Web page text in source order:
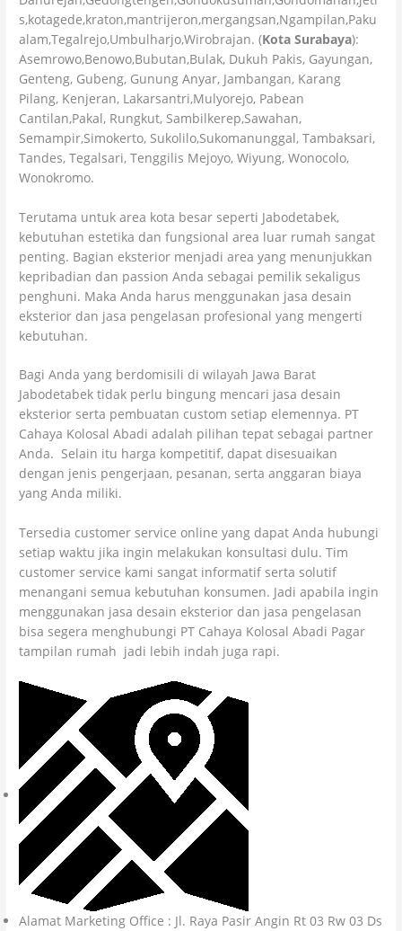
s,kotagede,kraton,mantrijeron,mergangsan,Ngampilan,Paku
alam,Tegalrejo,Umbulharjo,Wirobrajan. (Kota Surabaya):
Asemrowo,Benowo,Bubutan,Bulak, Dukuh Pakis, Gayungan,
Genteng, Gubeng, Gunung Anyar, Jambangan, Karang
Pilang, Kenjeran, Lakarsantri,Mulyorejo, Pabean
Cantilan,Pakal, Rungkut, Sambilkerep,Sawahan,
Semampir,Simokerto, Sukolilo,Sukomanunggal, Tambaksari,
Tandes, Tegalsari, Tenggilis Mejoyo, Wiyung, Wonocolo,
Wonokromo.
Terutama untuk area kota besar seperti Jabodetabek,
kebutuhan estetika dan fungsional area luar rumah sangat
penting. Bagian eksterior menjadi area yang menunjukkan
kepribadian dan passion Anda sebagai pemilik sekaligus
penghuni. Maka Anda harus menggunakan jasa desain
eksterior dan jasa pengelasan profesional yang mengerti
kebutuhan.
Bagi Anda yang berdomisili di wilayah Jawa Barat
Jabodetabek tidak perlu bingung mencari jasa desain
eksterior serta pembuatan custom setiap elemennya. PT
Cahaya Kolosal Abadi adalah pilihan tepat sebagai partner
Anda. Selain itu harga kompetitif, dapat disesuaikan
dengan jenis pengerjaan, pesanan, serta anggaran biaya
yang Anda miliki.
Tersedia customer service online yang dapat Anda hubungi
setiap waktu jika ingin melakukan konsultasi dulu. Tim
customer service kami sangat informatif serta solutif
menangani semua kebutuhan konsumen. Jadi apabila ingin
menggunakan jasa desain eksterior dan jasa pengelasan
bisa segera menghubungi PT Cahaya Kolosal Abadi Pagar
tampilan rumah jadi lebih indah juga rapi.
Alamat Marketing Office : Jl. Raya Pasir Angin Rt 03 Rw 03 Ds